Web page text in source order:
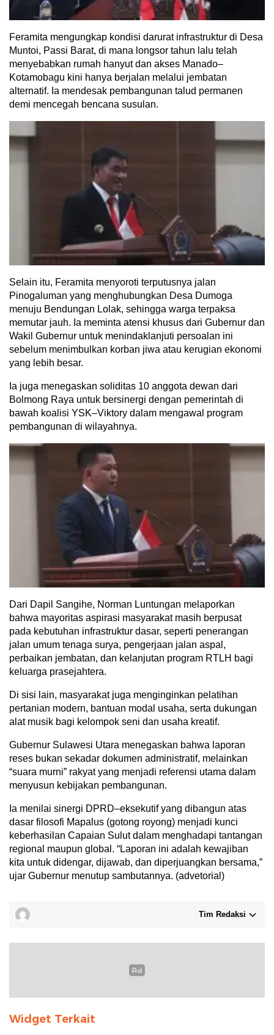
Feramita mengungkap kondisi darurat infrastruktur di Desa
Muntoi, Passi Barat, di mana longsor tahun lalu telah
menyebabkan rumah hanyut dan akses Manado–
Kotamobagu kini hanya berjalan melalui jembatan
alternatif. Ia mendesak pembangunan talud permanen
demi mencegah bencana susulan.
Selain itu, Feramita menyoroti terputusnya jalan
Pinogaluman yang menghubungkan Desa Dumoga
menuju Bendungan Lolak, sehingga warga terpaksa
memutar jauh. Ia meminta atensi khusus dari Gubernur dan
Wakil Gubernur untuk menindaklanjuti persoalan ini
sebelum menimbulkan korban jiwa atau kerugian ekonomi
yang lebih besar.
Ia juga menegaskan soliditas 10 anggota dewan dari
Bolmong Raya untuk bersinergi dengan pemerintah di
bawah koalisi YSK–Viktory dalam mengawal program
pembangunan di wilayahnya.
Dari Dapil Sangihe, Norman Luntungan melaporkan
bahwa mayoritas aspirasi masyarakat masih berpusat
pada kebutuhan infrastruktur dasar, seperti penerangan
jalan umum tenaga surya, pengerjaan jalan aspal,
perbaikan jembatan, dan kelanjutan program RTLH bagi
keluarga prasejahtera.
Di sisi lain, masyarakat juga menginginkan pelatihan
pertanian modern, bantuan modal usaha, serta dukungan
alat musik bagi kelompok seni dan usaha kreatif.
Gubernur Sulawesi Utara menegaskan bahwa laporan
reses bukan sekadar dokumen administratif, melainkan
“suara murni” rakyat yang menjadi referensi utama dalam
menyusun kebijakan pembangunan.
Ia menilai sinergi DPRD–eksekutif yang dibangun atas
dasar filosofi Mapalus (gotong royong) menjadi kunci
keberhasilan Capaian Sulut dalam menghadapi tantangan
regional maupun global. “Laporan ini adalah kewajiban
kita untuk didengar, dijawab, dan diperjuangkan bersama,”
ujar Gubernur menutup sambutannya. (advetorial)
Tim Redaksi
Widget Terkait